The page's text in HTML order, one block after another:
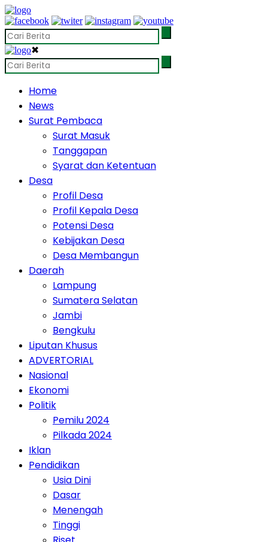
✖
Home
News
Surat Pembaca
Surat Masuk
Tanggapan
Syarat dan Ketentuan
Desa
Profil Desa
Profil Kepala Desa
Potensi Desa
Kebijakan Desa
Desa Membangun
Daerah
Lampung
Sumatera Selatan
Jambi
Bengkulu
Liputan Khusus
ADVERTORIAL
Nasional
Ekonomi
Politik
Pemilu 2024
Pilkada 2024
Iklan
Pendidikan
Usia Dini
Dasar
Menengah
Tinggi